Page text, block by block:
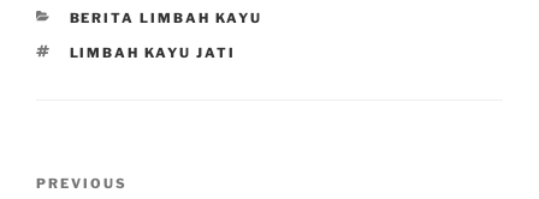
CATEGORIES
BERITA LIMBAH KAYU
TAGS
LIMBAH KAYU JATI
Previous
PREVIOUS